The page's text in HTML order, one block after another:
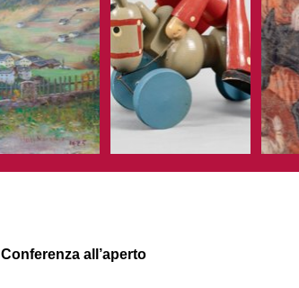
Conferenza all’aperto